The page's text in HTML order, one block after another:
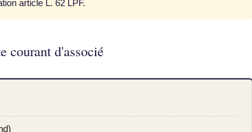
article L. 62 LPF.
courant d'associé